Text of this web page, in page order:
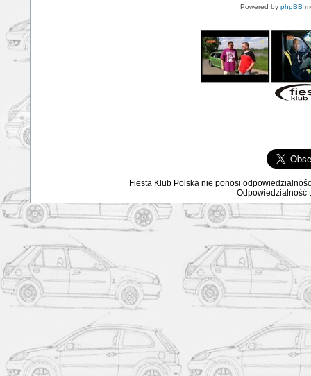
Powered by phpBB
Fiesta Klub Polska nie ponosi
Odpowiedzialność